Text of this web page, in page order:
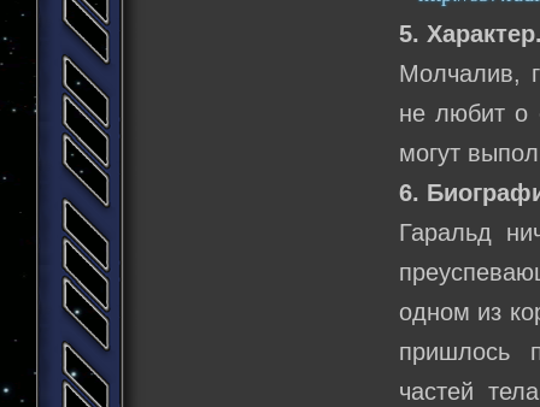
5.
Молчалив,
не любит о
могут
6.
Гаральд
одном из
пришлось
частей